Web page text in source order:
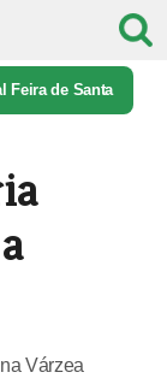
Feira de Santa
Várzea